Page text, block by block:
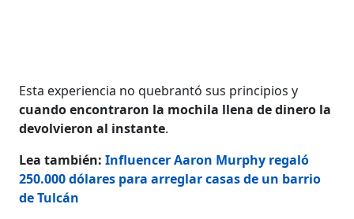
Esta experiencia no quebrantó sus principios y
cuando encontraron la mochila llena de dinero la
devolvieron al instante.
Lea también:Influencer Aaron Murphy regaló
250.000 dólares para arreglar casas de un barrio
de Tulcán